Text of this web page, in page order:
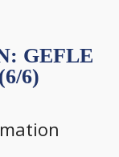
GEFLE
6)